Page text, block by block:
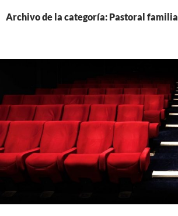
Archivo de la categoría: Pastoral familia